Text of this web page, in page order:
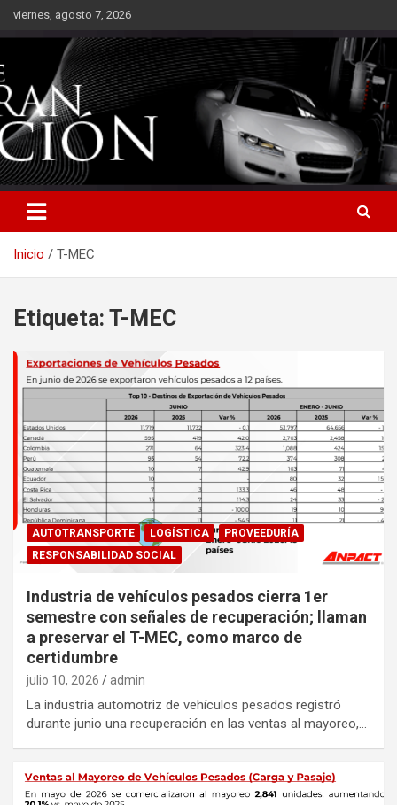
Saltarviernes, agosto 7, 2026
Inicio T-MEC
Etiqueta: T-MEC
AUTOTRANSPORTE LOGÍSTICA
PROVEEDURÍA
RESPONSABILIDAD SOCIAL
Industria de vehículos pesados cierra 1er
semestre con señales de recuperación; llaman
a preservar el T-MEC, como marco de
certidumbre
julio 10, 2026 admin
La industria automotriz de vehículos pesados registró
durante junio una recuperación en las ventas al mayoreo,…